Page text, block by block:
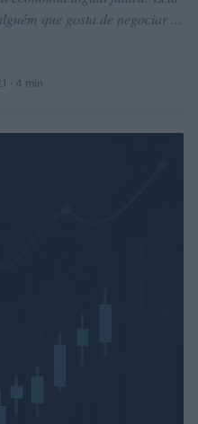
que gosta de negociar ...
· 4 min